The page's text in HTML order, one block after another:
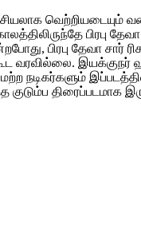
பிரபு தேவா சார்
வரவில்லை.
நடிகர்களும்
திரைப்படமாக